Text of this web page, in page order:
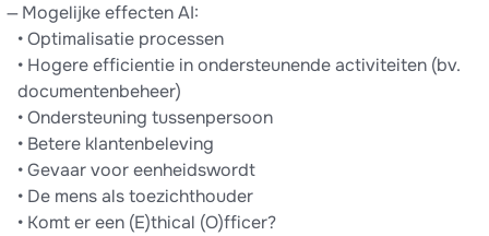
̶ Mogelijke effecten AI:
• Optimalisatie processen
• Hogere efficientie in ondersteunende activiteiten (bv.
documentenbeheer)
• Ondersteuning tussenpersoon
• Betere klantenbeleving
• Gevaar voor eenheidswordt
• De mens als toezichthouder
• Komt er een (E)thical (O)fficer?